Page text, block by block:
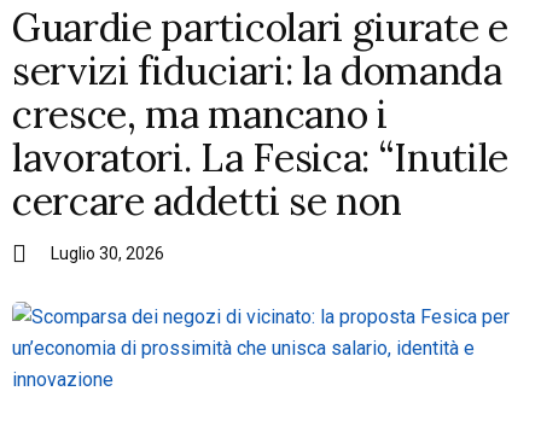
Guardie particolari giurate e
servizi fiduciari: la domanda
cresce, ma mancano i
lavoratori. La Fesica: “Inutile
cercare addetti se non
Luglio 30, 2026